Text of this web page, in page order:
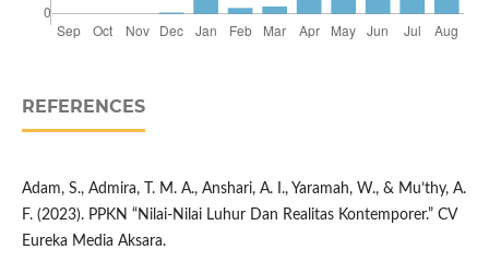
REFERENCES
Adam, S., Admira, T. M. A., Anshari, A. I., Yaramah, W., & Mu’thy, A.
F. (2023). PPKN “Nilai-Nilai Luhur Dan Realitas Kontemporer.” CV
Eureka Media Aksara.